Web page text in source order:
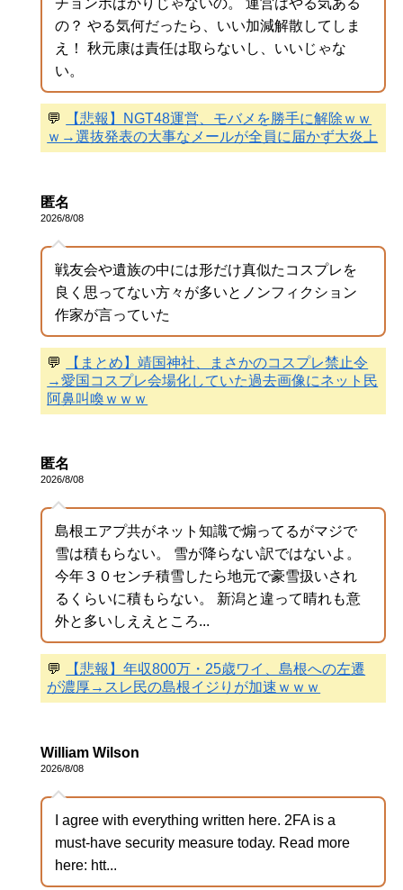
チョンボばかりじゃないの。 運営はやる気ある
の？ やる気何だったら、いい加減解散してしま
え！ 秋元康は責任は取らないし、いいじゃな
い。
💬
【悲報】NGT48運営、モバメを勝手に解除ｗｗ
ｗ→選抜発表の大事なメールが全員に届かず大炎上
匿名
2026/8/08
戦友会や遺族の中には形だけ真似たコスプレを
良く思ってない方々が多いとノンフィクション
作家が言っていた
💬
【まとめ】靖国神社、まさかのコスプレ禁止令
→愛国コスプレ会場化していた過去画像にネット民
阿鼻叫喚ｗｗｗ
匿名
2026/8/08
島根エアプ共がネット知識で煽ってるがマジで
雪は積もらない。 雪が降らない訳ではないよ。
今年３０センチ積雪したら地元で豪雪扱いされ
るくらいに積もらない。 新潟と違って晴れも意
外と多いしええところ...
💬
【悲報】年収800万・25歳ワイ、島根への左遷
が濃厚→スレ民の島根イジりが加速ｗｗｗ
William Wilson
2026/8/08
I agree with everything written here. 2FA is a
must-have security measure today. Read more
here: htt...